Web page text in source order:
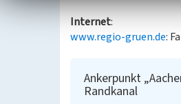
Internet:
www.regio-gruen.de:
Ankerpunkt
Randkanal